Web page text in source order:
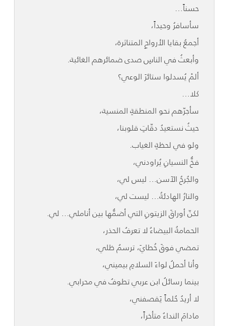
حسناً…
سأسافرُ وحيداً،
أجمعُ بقايا الأرواحِ المتناثرة،
وأبعثُ في الناسِ صدى ضمائرهم الغائبة.
ألمْ يُسدلوا ستائرَ الوعي؟
كلا…
سأجرّهم نحو المنطقةِ المنسية،
حيثُ نستعيدُ دقّاتِ قلوبنا،
ولو في لحظةِ الغياب.
فخُّ النسيانِ يُراودني،
والجُرحُ الآسن… ليس لي،
والنارُ الهادئةُ… ليست لي،
لكنّ أوراقَ الزيتونِ التي أضمُّها بين أناملي… لي.
الحمامةُ البيضاءُ لا تعرفُ الحذر،
تمضي فوقَ خُطايَ، ترسمُ ظلي،
وأنا أحملُ لواءَ السلامِ بيميني،
بينما رسائلُ ابن عربي تطوفُ في محرابي.
لا أريدُ حُلماً يَقصفني،
مادامَ النداءُ متأخراً،